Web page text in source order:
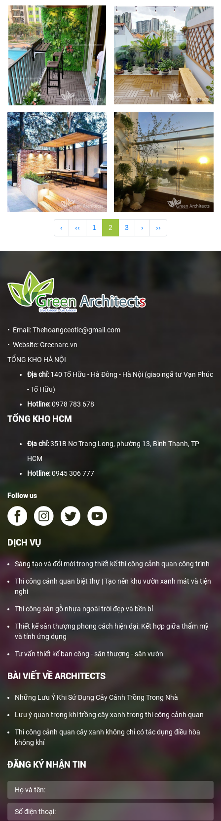
‹ ‹‹ 1 2 3 › ››
• Email: Thehoangceotic@gmail.com
• Website: Greenarc.vn
TỔNG KHO HÀ NỘI
Địa chỉ: 140 Tố Hữu - Hà Đông - Hà Nội (giao ngã tư Vạn Phúc
- Tố Hữu)
Hotline:0978 783 678
TỔNG KHO HCM
Địa chỉ:351B Nơ Trang Long, phường 13, Bình Thạnh, TP
HCM
Hotline:0945 306 777
Follow us
DỊCH VỤ
Sáng tạo và đổi mới trong thiết kế thi công cảnh quan công trình
Thi công cảnh quan biệt thự | Tạo nên khu vườn xanh mát và tiện
nghi
Thi công sàn gỗ nhựa ngoài trời đẹp và bền bỉ
Thiết kế sân thượng phong cách hiện đại: Kết hợp giữa thẩm mỹ
và tính ứng dụng
Tư vấn thiết kế ban công - sân thượng - sân vườn
BÀI VIẾT VỀ ARCHITECTS
Những Lưu Ý Khi Sử Dụng Cây Cảnh Trồng Trong Nhà
Lưu ý quan trọng khi trồng cây xanh trong thi công cảnh quan
Thi công cảnh quan cây xanh không chỉ có tác dụng điều hòa
không khí
ĐĂNG KÝ NHẬN TIN